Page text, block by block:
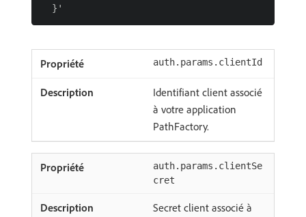
auth.params.clientId
Identifiant client associé
à votre application
PathFactory.
auth.params.clientSe
cret
Secret client associé à